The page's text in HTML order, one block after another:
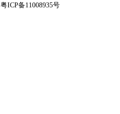
粤ICP备11008935号